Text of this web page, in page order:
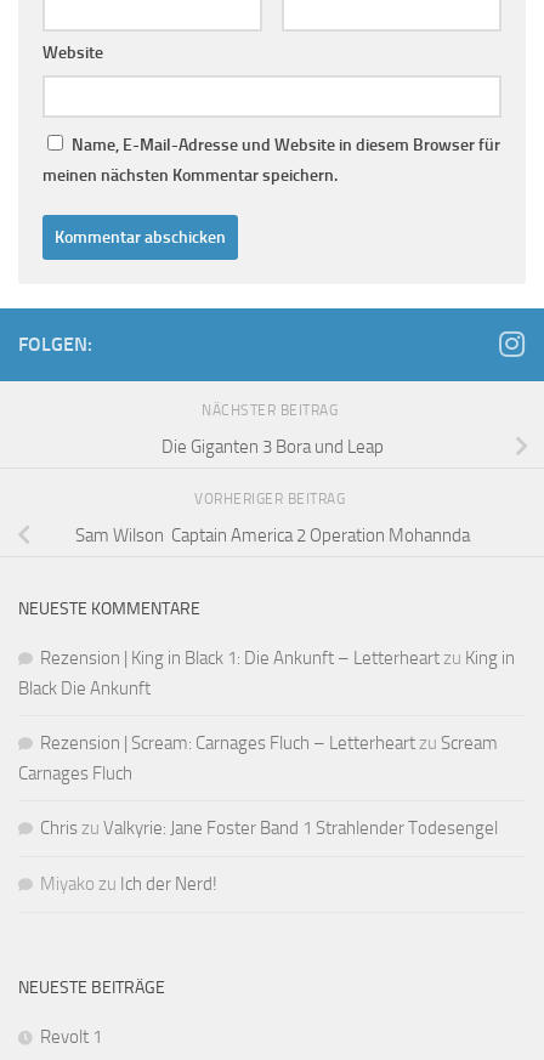
Website
Name, E-Mail-Adresse und Website in diesem Browser für
meinen nächsten Kommentar speichern.
FOLGEN:
NÄCHSTER BEITRAG
Die Giganten 3 Bora und Leap
VORHERIGER BEITRAG
Sam Wilson Captain America 2 Operation Mohannda
NEUESTE KOMMENTARE
Rezension | King in Black 1: Die Ankunft – Letterheartzu King in
Black Die Ankunft
Rezension | Scream: Carnages Fluch – Letterheartzu Scream
Carnages Fluch
Chriszu Valkyrie: Jane Foster Band 1 Strahlender Todesengel
Miyako zu Ich der Nerd!
NEUESTE BEITRÄGE
Revolt 1